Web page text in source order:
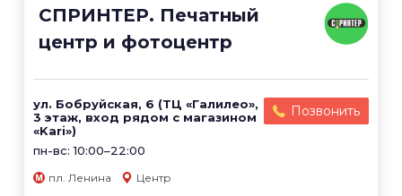
СПРИНТЕР. Печатный
центр и фотоцентр
ул. Бобруйская, 6 (ТЦ «Галилео»,
3 этаж, вход рядом с магазином
«Kari»)
пн-вс: 10:00–22:00
Позвонить
пл. Ленина Центр